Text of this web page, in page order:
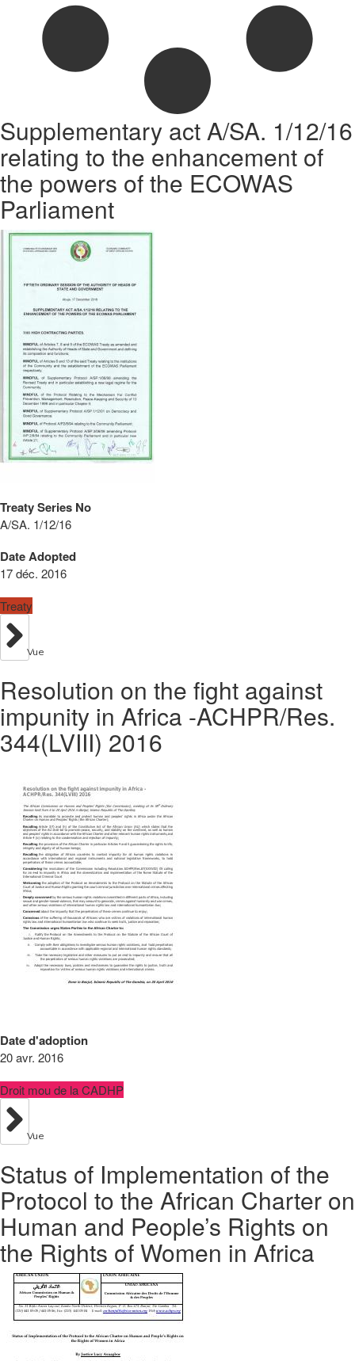
Supplementary act A/SA. 1/12/16
relating to the enhancement of
the powers of the ECOWAS
Parliament
Treaty Series No
A/SA. 1/12/16
Date Adopted
17 déc. 2016
Treaty
Vue
Resolution on the fight against
impunity in Africa -ACHPR/Res.
344(LVIII) 2016
Date d'adoption
20 avr. 2016
Droit mou de la CADHP
Vue
Status of Implementation of the
Protocol to the African Charter on
Human and People’s Rights on
the Rights of Women in Africa